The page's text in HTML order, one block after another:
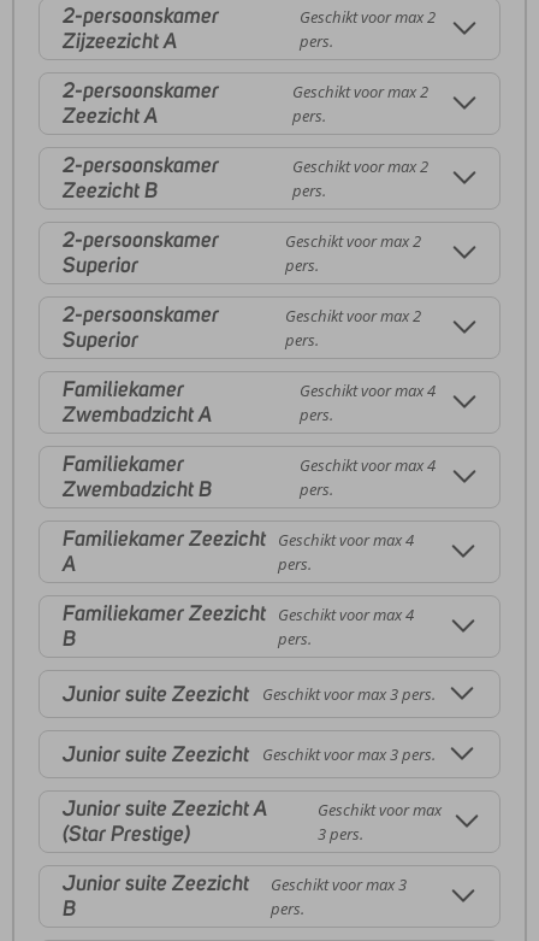
2-persoonskamer
Zijzeezicht A
Geschikt voor max 2
pers.
2-persoonskamer
Zeezicht A
Geschikt voor max 2
pers.
2-persoonskamer
Zeezicht B
Geschikt voor max 2
pers.
2-persoonskamer
Superior
Geschikt voor max 2
pers.
2-persoonskamer
Superior
Geschikt voor max 2
pers.
Familiekamer
Zwembadzicht A
Geschikt voor max 4
pers.
Familiekamer
Zwembadzicht B
Geschikt voor max 4
pers.
Familiekamer Zeezicht
A
Geschikt voor max 4
pers.
Familiekamer Zeezicht
B
Geschikt voor max 4
pers.
Junior suite Zeezicht Geschikt voor max 3 pers.
Junior suite Zeezicht Geschikt voor max 3 pers.
Junior suite Zeezicht A
(Star Prestige)
Geschikt voor max
3 pers.
Junior suite Zeezicht
B
Geschikt voor max 3
pers.